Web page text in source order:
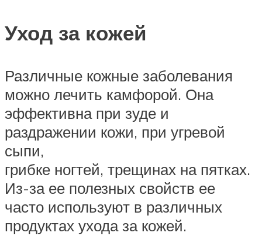
Уход за кожей
Различные кожные заболевания
можно лечить камфорой. Она
эффективна при зуде и
раздражении кожи, при угревой
сыпи,
грибке ногтей, трещинах на пятках.
Из-за ее полезных свойств ее
часто используют в различных
продуктах ухода за кожей.